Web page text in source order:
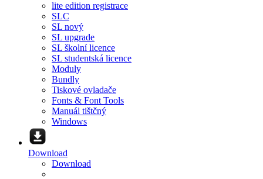
lite edition registrace
SLC
SL nový
SL upgrade
SL školní licence
SL studentská licence
Moduly
Bundly
Tiskové ovladače
Fonts & Font Tools
Manuál tištčný
Windows
Download
Download